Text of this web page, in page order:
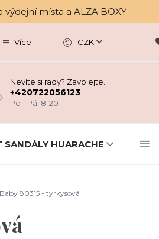
místa a ALZA BOXY
Více CZK
Nevíte si rady? Zavolejte.
+420722056123
Po - Pá: 8-20
SANDÁLY HUARACHE
80315 - tyrkysová